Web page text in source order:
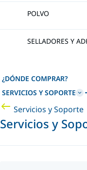
POLVO
SELLADORES Y
¿DÓNDE COMPRAR?
SERVICIOS Y SOPORTE
Servicios y Soporte
Servicios y